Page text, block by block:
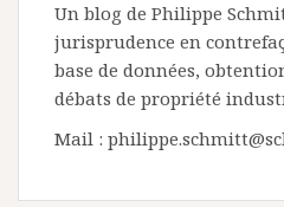
Un blog de Philippe
jurisprudence en
base de données,
débats de propriété
Mail :